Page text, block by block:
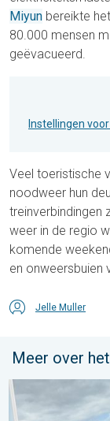
Miyun bereikte
80.000 mensen
geëvacueerd.
Instellingen
Veel toeristische
noodweer hun
treinverbindingen
weer in de regio
komende
en onweersbuien
Jelle Muller
Meer over
Impressies